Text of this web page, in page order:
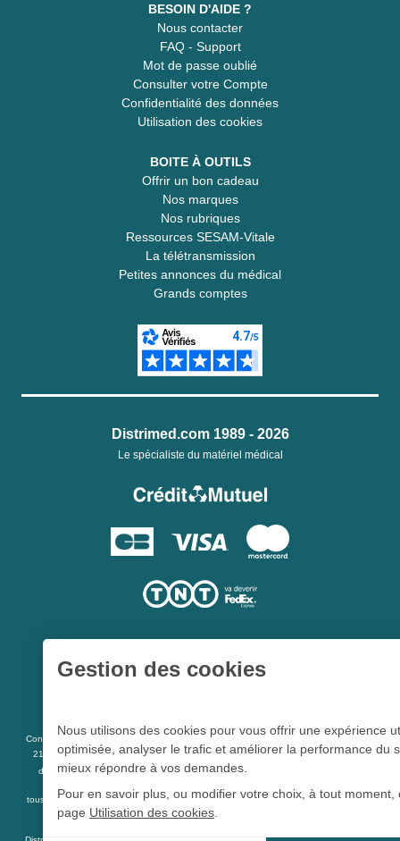
BESOIN D'AIDE ?
Nous contacter
FAQ - Support
Mot de passe oublié
Consulter votre Compte
Confidentialité des données
Utilisation des cookies
BOITE À OUTILS
Offrir un bon cadeau
Nos marques
Nos rubriques
Ressources SESAM-Vitale
La télétransmission
Petites annonces du médical
Grands comptes
Distrimed.com 1989 - 2026
Le spécialiste du matériel médical
Conformément aux articles L 5213-3 du code de la santé publique et à l’arrêté du
21 décembre 2012 fixant la liste des dispositifs médicaux qui peuvent faire l’objet
d’une publicité auprès du public, et à l'articleR 5213-1
tous les dispositifs médicaux présents sur ce site peuvent faire l'objet d'une publicité
destinée au public.
Gestion des cookies
Nous utilisons des cookies pour vous offrir une expérience
optimisée, analyser le trafic et améliorer la performance du
mieux répondre à vos demandes.
Pour en savoir plus, ou modifier votre choix, à tout moment,
page Utilisation des cookies